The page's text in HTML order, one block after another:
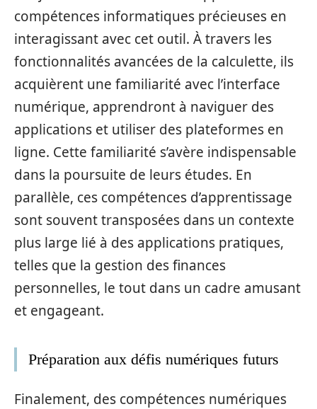
compétences informatiques précieuses en
interagissant avec cet outil. À travers les
fonctionnalités avancées de la calculette, ils
acquièrent une familiarité avec l’interface
numérique, apprendront à naviguer des
applications et utiliser des plateformes en
ligne. Cette familiarité s’avère indispensable
dans la poursuite de leurs études. En
parallèle, ces compétences d’apprentissage
sont souvent transposées dans un contexte
plus large lié à des applications pratiques,
telles que la gestion des finances
personnelles, le tout dans un cadre amusant
et engageant.
Préparation aux défis numériques futurs
Finalement, des compétences numériques